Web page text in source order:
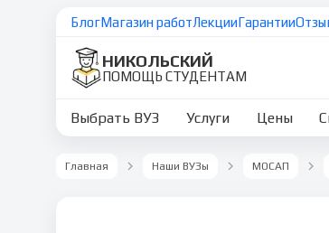
БлогМагазин работЛекцииГарантии
НИКОЛЬСКИЙ
ПОМОЩЬ СТУДЕНТАМ
Выбрать ВУЗ Услуги Цены
Главная Наши ВУЗы МОСАП